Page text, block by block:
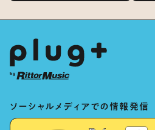
for
ソーシャルメディアでの情報発信